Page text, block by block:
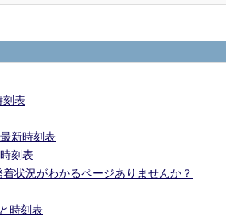
刻表
新時刻表
刻表
状況がわかるページありませんか？
時刻表